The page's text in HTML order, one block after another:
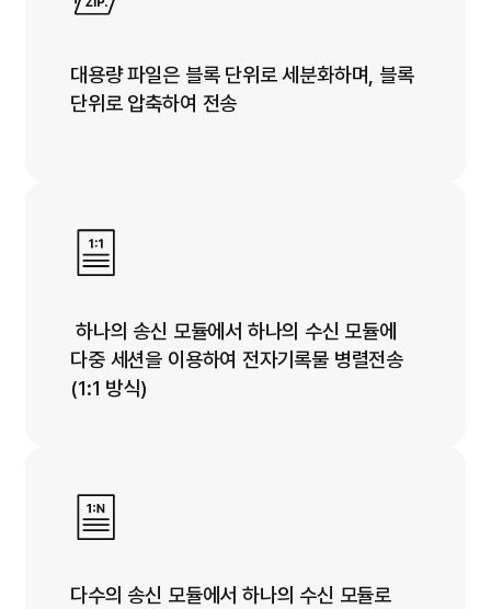
대용량 파일은 블록 단위로 세분화하며, 블록
단위로 압축하여 전송
​ 하나의 송신 모듈에서 하나의 수신 모듈에
다중 세션을 이용하여 전자기록물 병렬전송
(1:1 방식)​
다수의 송신 모듈에서 하나의 수신 모듈로